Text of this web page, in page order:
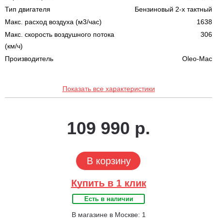
Тип двигателя
Бензиновый 2-х тактный
Макс. расход воздуха (м3/час)
1638
Макс. скорость воздушного потока
(км/ч)
306
Производитель Oleo-Mac
Показать все характеристики
109 990 р.
В корзину
Купить в 1 клик
Есть в наличии
В магазине в Москве: 1